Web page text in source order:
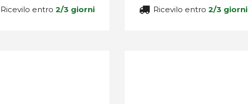
Ricevilo entro2/3 giorni Ricevilo entro2/3 giorni